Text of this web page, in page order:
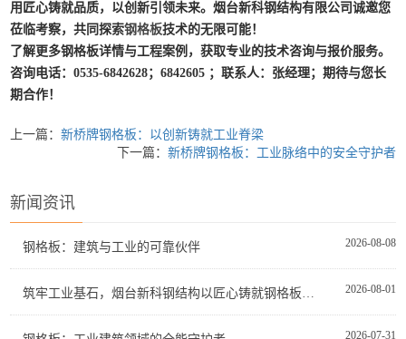
用匠心铸就品质，以创新引领未来。烟台新科钢结构有限公司诚邀您
莅临考察，共同探索钢格板技术的无限可能！
了解更多钢格板详情与工程案例，获取专业的技术咨询与报价服务。
咨询电话：0535-6842628；6842605 ；联系人：张经理；期待与您长
期合作！
上一篇：新桥牌钢格板：以创新铸就工业脊梁
下一篇： 新桥牌钢格板：工业脉络中的安全守护者
新闻资讯
2026-08-08
钢格板：建筑与工业的可靠伙伴
2026-08-01
筑牢工业基石，烟台新科钢结构以匠心铸就钢格板品质典范
2026-07-31